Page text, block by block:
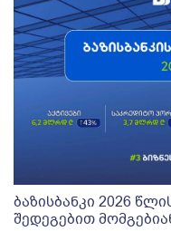
ბაზისბანკი 2026
შედეგებით